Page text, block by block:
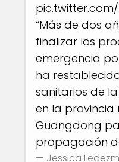
pic.twitter.com/
“Más de dos
finalizar los
emergencia
ha
sanitarios de
en la provincia
Guangdong
propagación
— Jessica